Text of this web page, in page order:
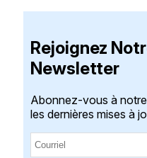
Rejoignez
Newsletter
Abonnez-vous à
les dernières mises à